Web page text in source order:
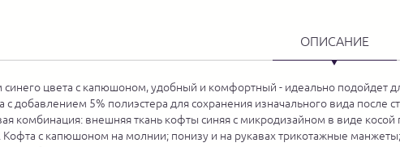
ОПИСАНИЕ
цвета с капюшоном, удобный и комфортный - идеально подойдет
с добавлением 5% полиэстера для сохранения изначального вида после
комбинация: внешняя ткань кофты синяя с микродизайном в виде
Кофта с капюшоном на молнии; понизу и на рукавах трикотажные